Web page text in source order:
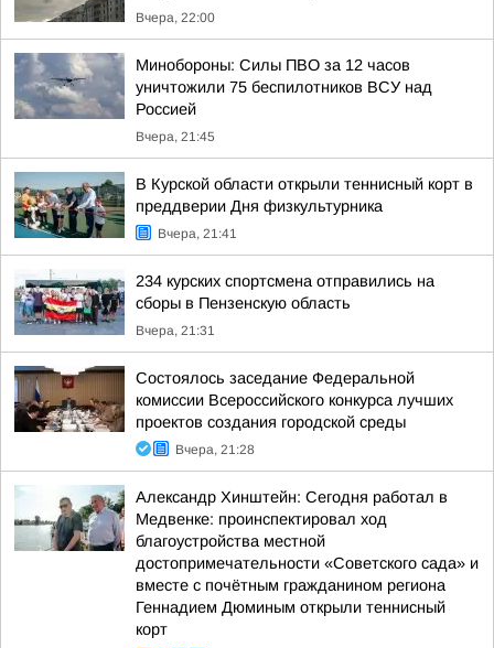
Вчера, 22:00
Минобороны: Силы ПВО за 12 часов
уничтожили 75 беспилотников ВСУ над
Россией
Вчера, 21:45
В Курской области открыли теннисный корт в
преддверии Дня физкультурника
Вчера, 21:41
234 курских спортсмена отправились на
сборы в Пензенскую область
Вчера, 21:31
Состоялось заседание Федеральной
комиссии Всероссийского конкурса лучших
проектов создания городской среды
Вчера, 21:28
Александр Хинштейн: Сегодня работал в
Медвенке: проинспектировал ход
благоустройства местной
достопримечательности «Советского сада» и
вместе с почётным гражданином региона
Геннадием Дюминым открыли теннисный
корт